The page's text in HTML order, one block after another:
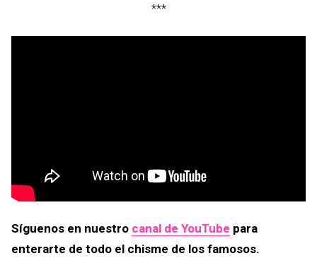
***
Síguenos en nuestro canal de YouTube para
enterarte de todo el chisme de los famosos.